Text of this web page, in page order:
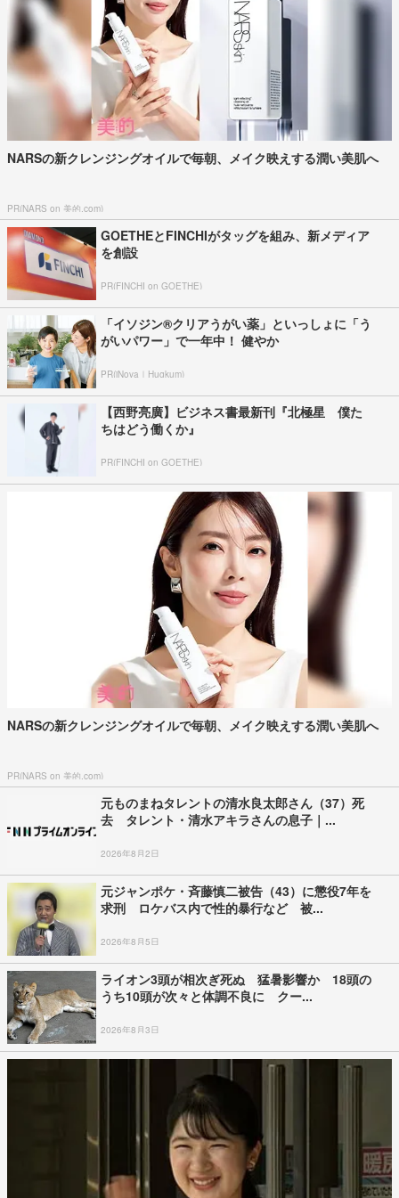
NARSの新クレンジングオイルで毎朝、メイク映えする潤い美肌へ
PR(NARS on 美的.com)
GOETHEとFINCHIがタッグを組み、新メディア
を創設
PR(FINCHI on GOETHE)
「イソジン®クリアうがい薬」といっしょに「う
がいパワー」で一年中！ 健やか
PR(iNova｜Hugkum)
【西野亮廣】ビジネス書最新刊『北極星 僕た
ちはどう働くか』
PR(FINCHI on GOETHE)
NARSの新クレンジングオイルで毎朝、メイク映えする潤い美肌へ
PR(NARS on 美的.com)
元ものまねタレントの清水良太郎さん（37）死
去 タレント・清水アキラさんの息子｜...
2026年8月2日
元ジャンポケ・斉藤慎二被告（43）に懲役7年を
求刑 ロケバス内で性的暴行など 被...
2026年8月5日
ライオン3頭が相次ぎ死ぬ 猛暑影響か 18頭の
うち10頭が次々と体調不良に クー...
2026年8月3日